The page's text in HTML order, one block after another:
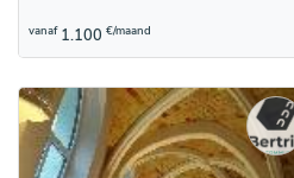
vanaf 1.100 €/maand